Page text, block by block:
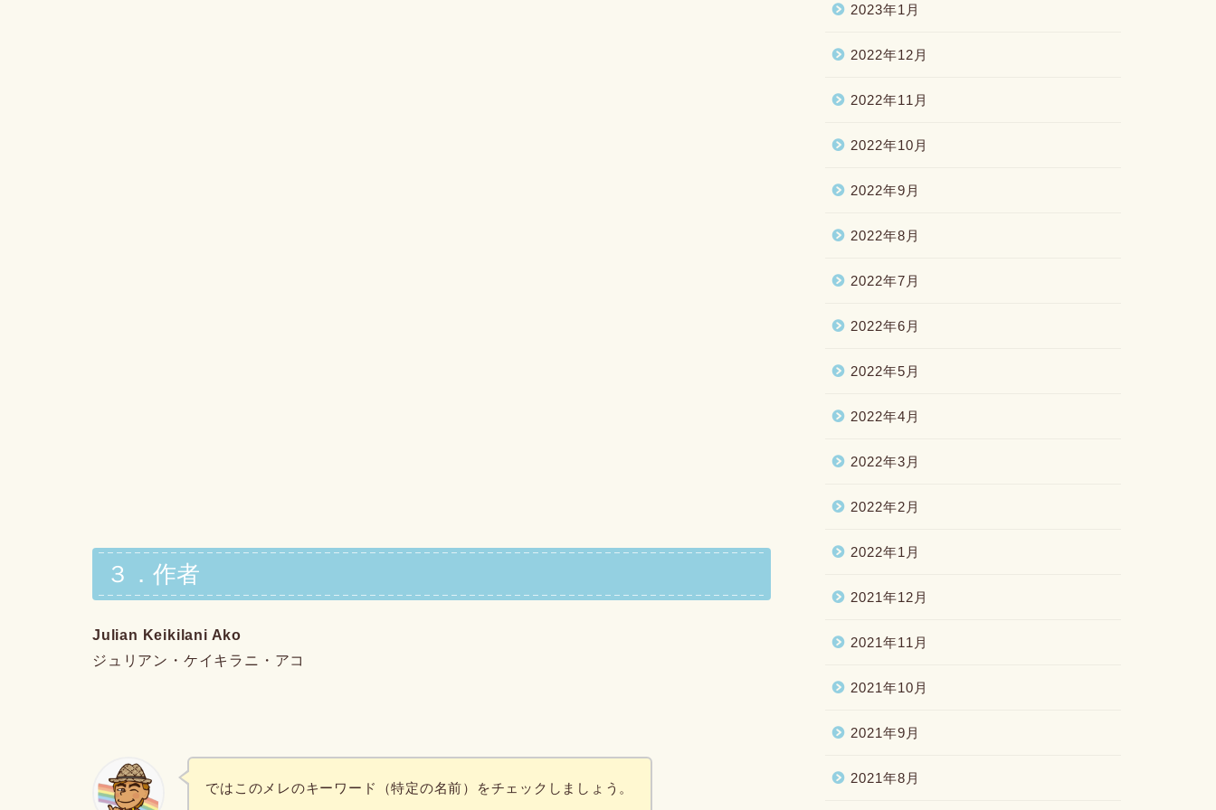
３．作者
Julian Keikilani Ako
ジュリアン・ケイキラニ・アコ
ではこのメレのキーワード（特定の名前）をチェックしましょう。
2023年1月
2022年12月
2022年11月
2022年10月
2022年9月
2022年8月
2022年7月
2022年6月
2022年5月
2022年4月
2022年3月
2022年2月
2022年1月
2021年12月
2021年11月
2021年10月
2021年9月
2021年8月